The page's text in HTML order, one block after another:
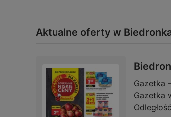
Aktualne oferty w Biedronka
Gazetka
Gazetka